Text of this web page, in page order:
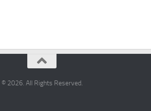
© 2026. All Rights Reserved.